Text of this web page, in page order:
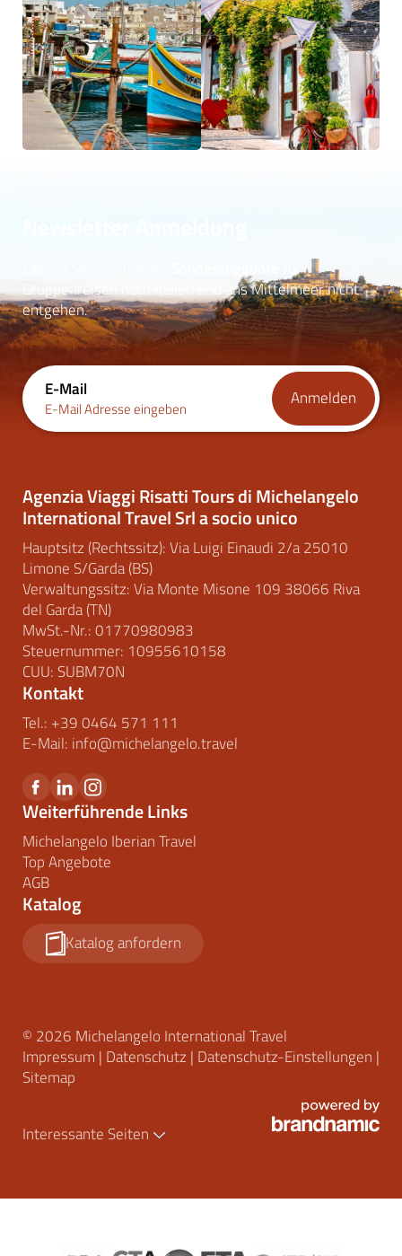
für
Gruppenreisen nach Italien und ans Mittelmeer nicht
entgehen.
E-Mail
E-Mail Adresse eingeben Anmelden
Agenzia Viaggi Risatti Tours di Michelangelo
International Travel Srl a socio unico
Hauptsitz (Rechtssitz): Via Luigi Einaudi 2/a 25010
Limone S/Garda (BS)
Verwaltungssitz: Via Monte Misone 109 38066 Riva
del Garda (TN)
MwSt.-Nr.: 01770980983
Steuernummer: 10955610158
CUU: SUBM70N
Kontakt
Tel.: +39 0464 571 111
E-Mail: info@michelangelo.travel
Weiterführende Links
Michelangelo Iberian Travel
Top Angebote
AGB
Katalog
Katalog anfordern
© 2026 Michelangelo International Travel
Impressum | Datenschutz | Datenschutz-Einstellungen |
Sitemap
Interessante Seiten